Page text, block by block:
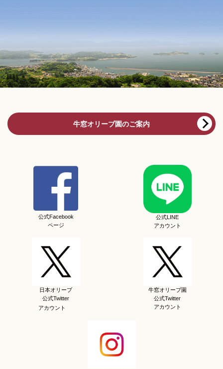
牛窓オリーブ園のご案内
公式Facebook
ページ
公式LINE
アカウント
日本オリーブ
公式Twitter
アカウント
牛窓オリーブ園
公式Twitter
アカウント